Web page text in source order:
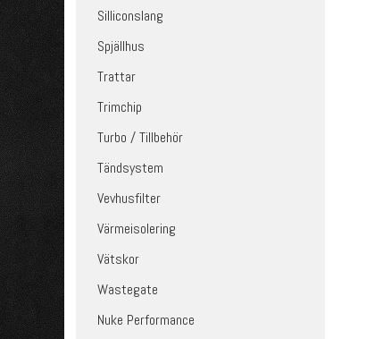
Silliconslang
Spjällhus
Trattar
Trimchip
Turbo / Tillbehör
Tändsystem
Vevhusfilter
Värmeisolering
Vätskor
Wastegate
Nuke Performance